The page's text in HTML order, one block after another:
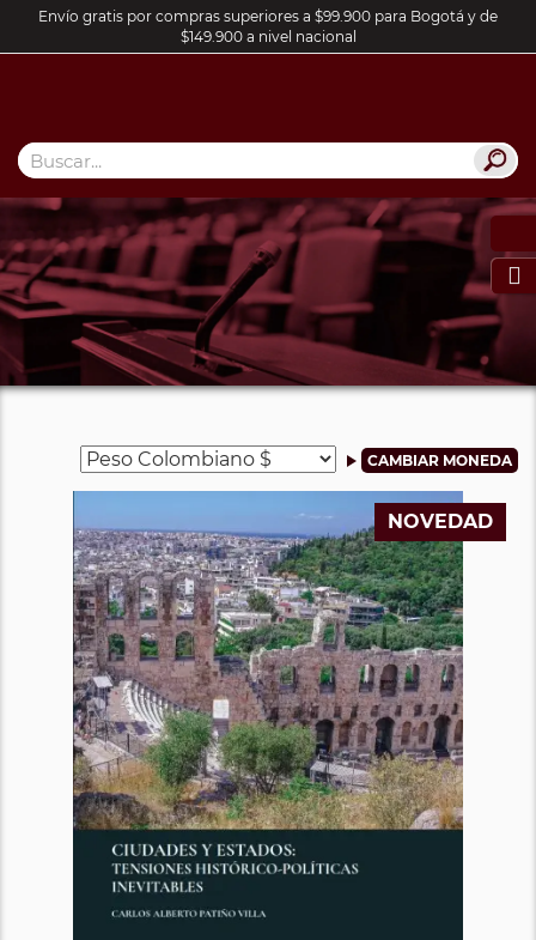
Envío gratis por compras superiores a $99.900 para Bogotá y de
$149.900 a nivel nacional

NOVEDAD